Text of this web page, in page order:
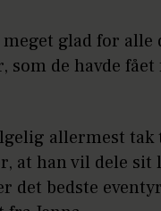
glad for alle
som de havde
allermest
at han vil dele sit
det bedste